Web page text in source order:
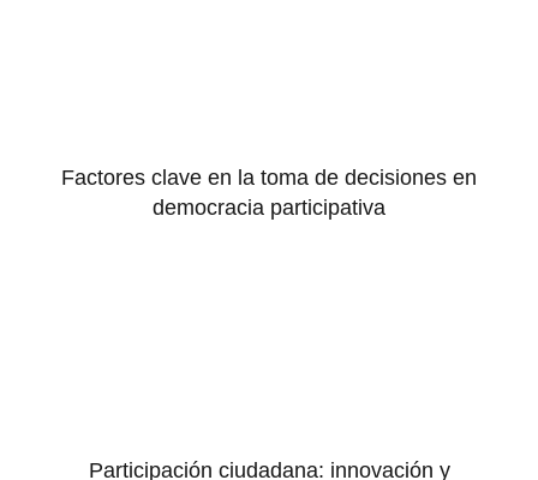
Factores clave en la toma de decisiones en
democracia participativa
Participación ciudadana: innovación y